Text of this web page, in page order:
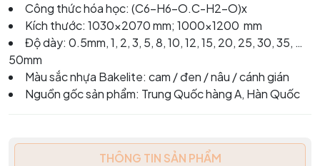
Công thức hóa học: (C6-H6-O.C-H2-O)x
Kích thước: 1030x2070 mm; 1000x1200 mm
Độ dày: 0.5mm, 1, 2, 3, 5, 8, 10, 12, 15, 20, 25, 30, 35, …
50mm
Màu sắc nhựa Bakelite: cam / đen / nâu / cánh gián
Nguồn gốc sản phẩm: Trung Quốc hàng A, Hàn Quốc
THÔNG TIN SẢN PHẨM